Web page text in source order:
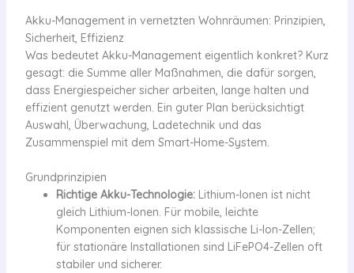
Akku-Management in vernetzten Wohnräumen: Prinzipien,
Sicherheit, Effizienz
Was bedeutet Akku-Management eigentlich konkret? Kurz
gesagt: die Summe aller Maßnahmen, die dafür sorgen,
dass Energiespeicher sicher arbeiten, lange halten und
effizient genutzt werden. Ein guter Plan berücksichtigt
Auswahl, Überwachung, Ladetechnik und das
Zusammenspiel mit dem Smart-Home-System.
Grundprinzipien
Richtige Akku-Technologie:Lithium-Ionen ist nicht
gleich Lithium-Ionen. Für mobile, leichte
Komponenten eignen sich klassische Li-Ion-Zellen;
für stationäre Installationen sind LiFePO4-Zellen oft
stabiler und sicherer.